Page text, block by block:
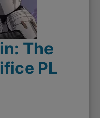
The
PL